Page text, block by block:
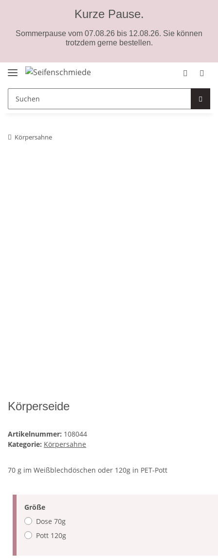
Kurze Pause.
Sommerpause vom 07.08.26 bis 12.08.26. Sie können
trotzdem gerne bestellen.
Körpersahne
Körperseide
Artikelnummer: 108044
Kategorie: Körpersahne
70 g im Weißblechdöschen oder 120g in PET-Pott
Größe
Dose 70g
Pott 120g